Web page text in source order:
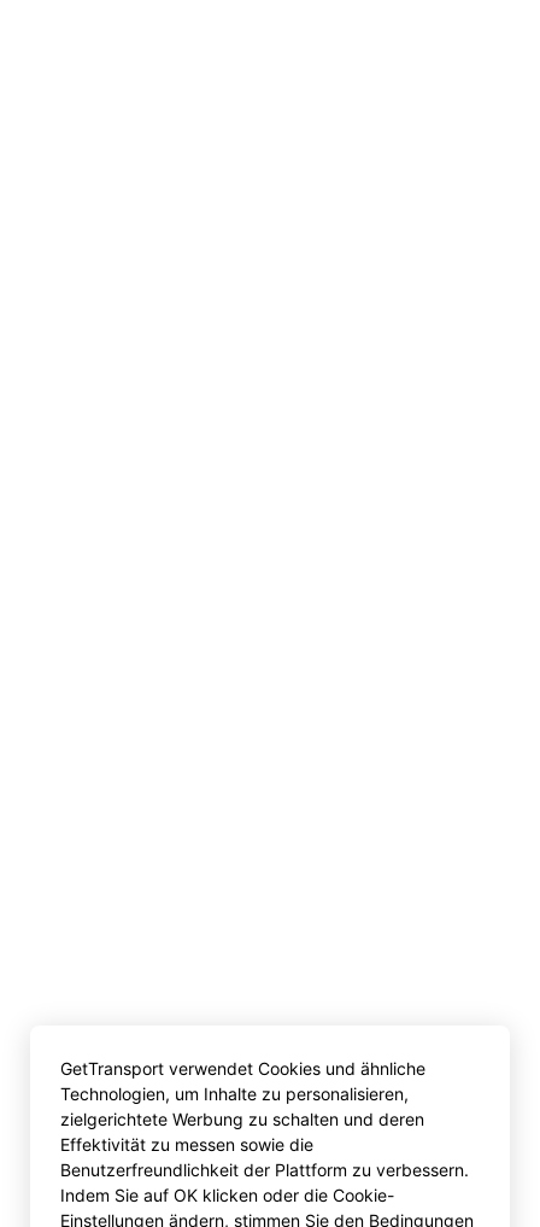
GetTransport verwendet Cookies und ähnliche
Technologien, um Inhalte zu personalisieren,
zielgerichtete Werbung zu schalten und deren
Effektivität zu messen sowie die
Benutzerfreundlichkeit der Plattform zu verbessern.
Indem Sie auf OK klicken oder die Cookie-
Einstellungen ändern, stimmen Sie den Bedingungen